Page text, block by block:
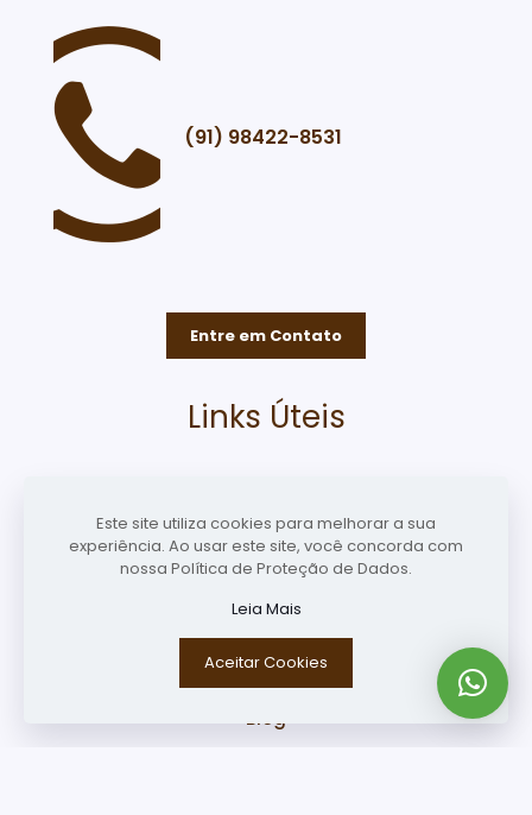
(91) 98422-8531
Entre em Contato
Links Úteis
Home
Perfil
Especialidades
Consulta
Blog
Este site utiliza cookies para melhorar a sua
experiência. Ao usar este site, você concorda com
nossa Política de Proteção de Dados.
Leia Mais
Aceitar Cookies